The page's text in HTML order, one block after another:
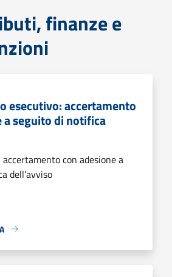
finanze e
esecutivo: accertamento
a seguito di notifica
con adesione a
dell'avviso